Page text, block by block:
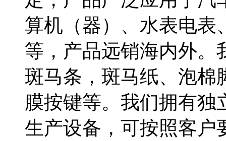
算机（器）、水表电表
等，产品远销海内外。
斑马条，斑马纸、泡棉
膜按键等。我们拥有独
生产设备，可按照客户